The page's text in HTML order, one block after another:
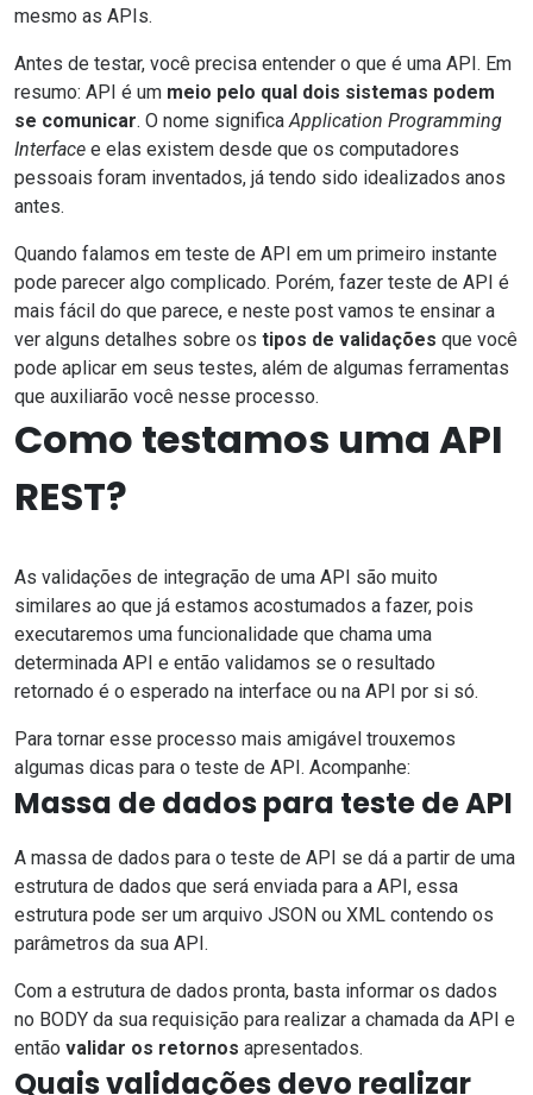
mesmo as APIs.
Antes de testar, você precisa entender o que é uma API. Em
resumo: API é um meio pelo qual dois sistemas podem
se comunicar. O nome significa Application Programming
Interface e elas existem desde que os computadores
pessoais foram inventados, já tendo sido idealizados anos
antes.
Quando falamos em teste de API em um primeiro instante
pode parecer algo complicado. Porém, fazer teste de API é
mais fácil do que parece, e neste post vamos te ensinar a
ver alguns detalhes sobre os tipos de validações que você
pode aplicar em seus testes, além de algumas ferramentas
que auxiliarão você nesse processo.
Como testamos uma API
REST?
As validações de integração de uma API são muito
similares ao que já estamos acostumados a fazer, pois
executaremos uma funcionalidade que chama uma
determinada API e então validamos se o resultado
retornado é o esperado na interface ou na API por si só.
Para tornar esse processo mais amigável trouxemos
algumas dicas para o teste de API. Acompanhe:
Massa de dados para teste de API
A massa de dados para o teste de API se dá a partir de uma
estrutura de dados que será enviada para a API, essa
estrutura pode ser um arquivo JSON ou XML contendo os
parâmetros da sua API.
Com a estrutura de dados pronta, basta informar os dados
no BODY da sua requisição para realizar a chamada da API e
então validar os retornos apresentados.
Quais validações devo realizar